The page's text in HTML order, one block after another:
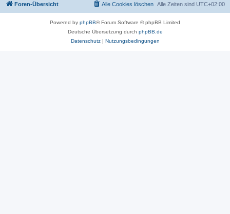
Foren-Übersicht Alle Zeiten sind UTC+02:00
Alle Cookies löschen
Powered by phpBB® Forum Software © phpBB Limited
Deutsche Übersetzung durch phpBB.de
Datenschutz| Nutzungsbedingungen